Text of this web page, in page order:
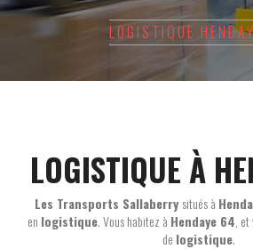
LOGISTIQUE
LOGISTIQUE À
Les Transports Sallaberry situés à
en logistique. Vous habitez à Hendaye 64 ,
de logistique.